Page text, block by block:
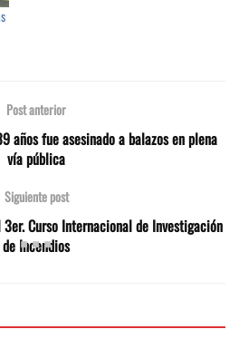
Post anterior
años fue asesinado a balazos en plena
vía pública
Siguiente post
Curso Internacional de Investigación
de Incendios